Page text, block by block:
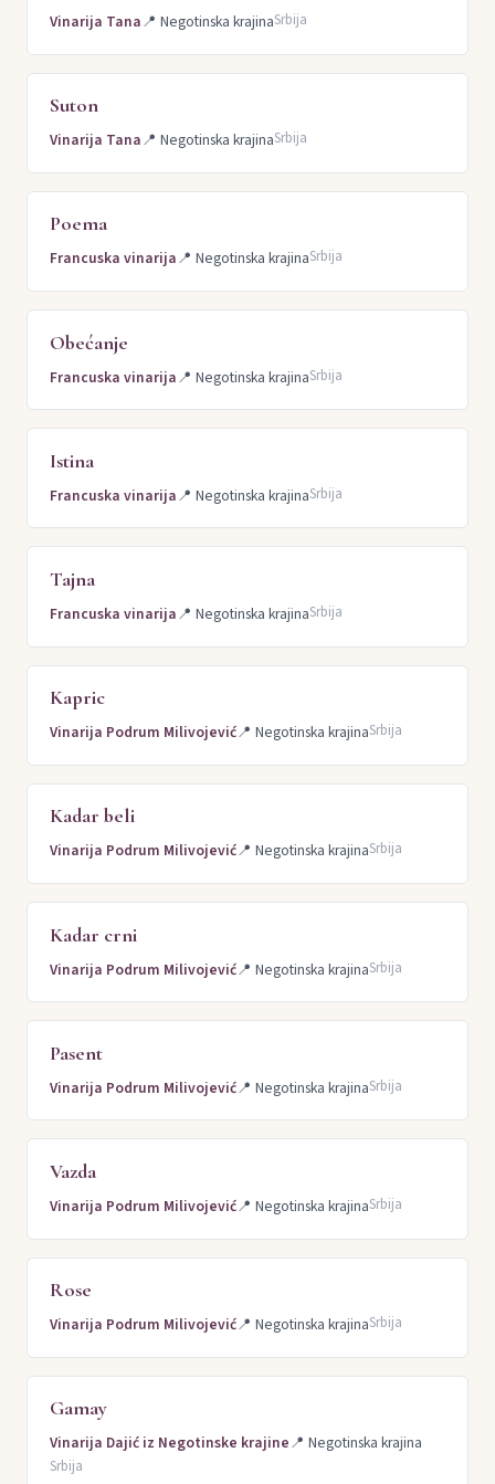
Vinarija Tana📍 Negotinska krajinaSrbija
Suton
Vinarija Tana📍 Negotinska krajinaSrbija
Poema
Francuska vinarija📍 Negotinska krajinaSrbija
Obećanje
Francuska vinarija📍 Negotinska krajinaSrbija
Istina
Francuska vinarija📍 Negotinska krajinaSrbija
Tajna
Francuska vinarija📍 Negotinska krajinaSrbija
Kapric
Vinarija Podrum Milivojević📍 Negotinska krajinaSrbija
Kadar beli
Vinarija Podrum Milivojević📍 Negotinska krajinaSrbija
Kadar crni
Vinarija Podrum Milivojević📍 Negotinska krajinaSrbija
Pasent
Vinarija Podrum Milivojević📍 Negotinska krajinaSrbija
Vazda
Vinarija Podrum Milivojević📍 Negotinska krajinaSrbija
Rose
Vinarija Podrum Milivojević📍 Negotinska krajinaSrbija
Gamay
Vinarija Dajić iz Negotinske krajine📍 Negotinska krajina
Srbija